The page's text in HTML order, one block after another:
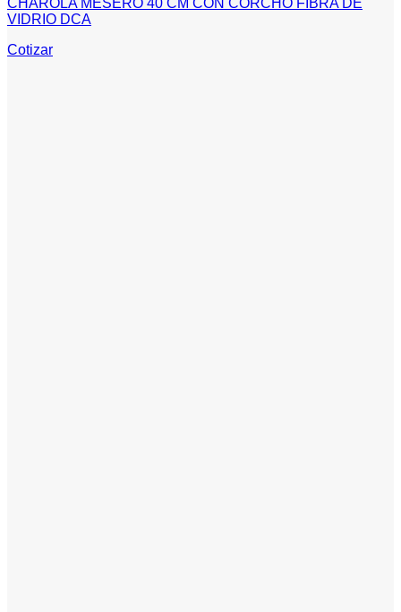
VIDRIO DCA
Cotizar